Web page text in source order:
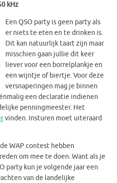
kHz
Een QSO party is geen party als
er niets te eten en te drinken is.
Dit kan natuurlijk taart zijn maar
misschien gaan jullie dit keer
liever voor een borrelplankje en
een wijntje of biertje. Voor deze
versnaperingen mag je binnen
een declaratie indienen
penningmeester. Het
vinden. Insturen moet uiteraard
WAP contest hebben
om mee te doen. Want als je
party kun je volgende jaar een
van de landelijke